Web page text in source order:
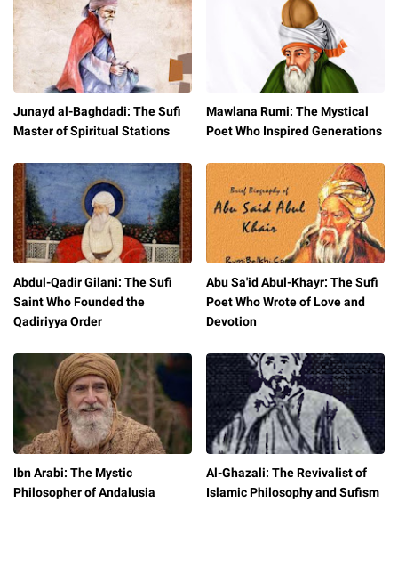
Junayd al-Baghdadi: The Sufi
Master of Spiritual Stations
Mawlana Rumi: The Mystical
Poet Who Inspired Generations
Abdul-Qadir Gilani: The Sufi
Saint Who Founded the
Qadiriyya Order
Abu Sa'id Abul-Khayr: The Sufi
Poet Who Wrote of Love and
Devotion
Ibn Arabi: The Mystic
Philosopher of Andalusia
Al-Ghazali: The Revivalist of
Islamic Philosophy and Sufism